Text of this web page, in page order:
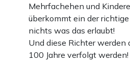
Mehrfachehen und
überkommt ein der richtige
nichts was das erlaubt!
Und diese Richter werden
100 Jahre verfolgt werden!